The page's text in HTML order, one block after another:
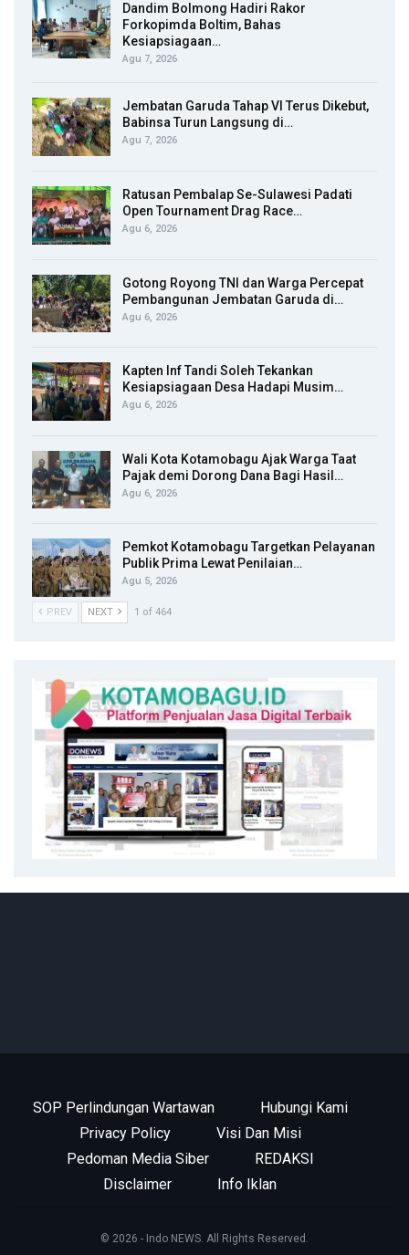
Dandim Bolmong Hadiri Rakor
Forkopimda Boltim, Bahas
Kesiapsiagaan…
Agu 7, 2026
Jembatan Garuda Tahap VI Terus Dikebut,
Babinsa Turun Langsung di…
Agu 7, 2026
Ratusan Pembalap Se-Sulawesi Padati
Open Tournament Drag Race…
Agu 6, 2026
Gotong Royong TNI dan Warga Percepat
Pembangunan Jembatan Garuda di…
Agu 6, 2026
Kapten Inf Tandi Soleh Tekankan
Kesiapsiagaan Desa Hadapi Musim…
Agu 6, 2026
Wali Kota Kotamobagu Ajak Warga Taat
Pajak demi Dorong Dana Bagi Hasil…
Agu 6, 2026
Pemkot Kotamobagu Targetkan Pelayanan
Publik Prima Lewat Penilaian…
Agu 5, 2026
PREV NEXT 1 of 464
SOP Perlindungan Wartawan
Hubungi Kami
Privacy Policy
Visi Dan Misi
Pedoman Media Siber
REDAKSI
Disclaimer
Info Iklan
© 2026 - Indo NEWS. All Rights Reserved.